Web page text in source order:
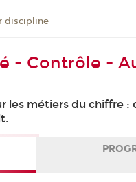
discipline
- Contrôle -
les métiers du chiffre